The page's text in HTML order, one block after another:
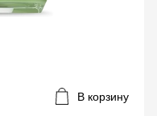
В корзину